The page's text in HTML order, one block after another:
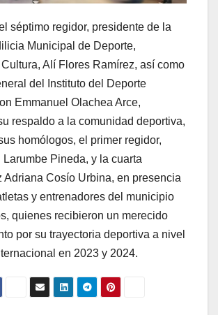
séptimo regidor, presidente de la
Municipal de Deporte,
Alí Flores Ramírez, así como
del Instituto del Deporte
Emmanuel Olachea Arce,
respaldo a la comunidad deportiva,
homólogos, el primer regidor,
Pineda, y la cuarta
Adriana Cosío Urbina, en presencia
y entrenadores del municipio
quienes recibieron un merecido
por su trayectoria deportiva a nivel
en 2023 y 2024.